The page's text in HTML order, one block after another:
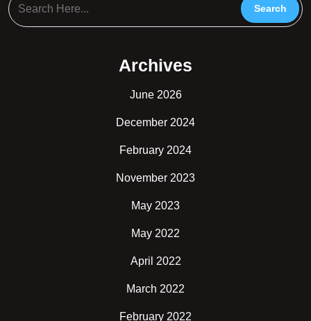
Archives
June 2026
December 2024
February 2024
November 2023
May 2023
May 2022
April 2022
March 2022
February 2022